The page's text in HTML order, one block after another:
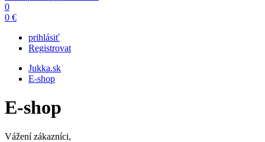
0
0 €
prihlásiť
Registrovat
Jukka.sk
E-shop
E-shop
Vážení zákazníci,